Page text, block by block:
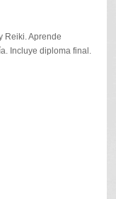
Reiki. Aprende
Incluye diploma final.